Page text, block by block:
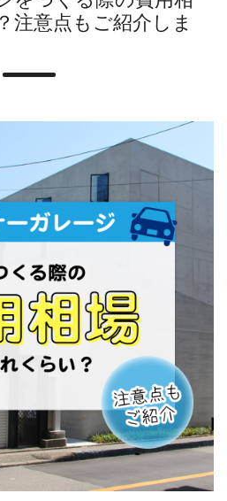
注意点もご紹介しま